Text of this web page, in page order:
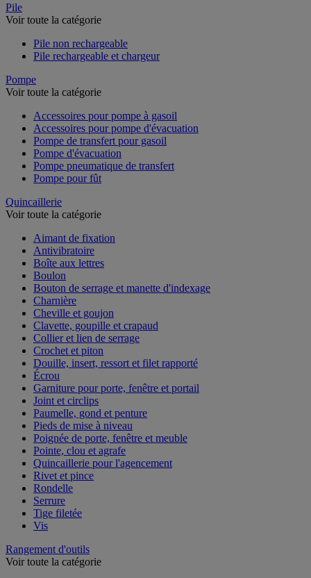
Pile
Voir toute la catégorie
Pile non rechargeable
Pile rechargeable et chargeur
Pompe
Voir toute la catégorie
Accessoires pour pompe à gasoil
Accessoires pour pompe d'évacuation
Pompe de transfert pour gasoil
Pompe d'évacuation
Pompe pneumatique de transfert
Pompe pour fût
Quincaillerie
Voir toute la catégorie
Aimant de fixation
Antivibratoire
Boîte aux lettres
Boulon
Bouton de serrage et manette d'indexage
Charnière
Cheville et goujon
Clavette, goupille et crapaud
Collier et lien de serrage
Crochet et piton
Douille, insert, ressort et filet rapporté
Écrou
Garniture pour porte, fenêtre et portail
Joint et circlips
Paumelle, gond et penture
Pieds de mise à niveau
Poignée de porte, fenêtre et meuble
Pointe, clou et agrafe
Quincaillerie pour l'agencement
Rivet et pince
Rondelle
Serrure
Tige filetée
Vis
Rangement d'outils
Voir toute la catégorie